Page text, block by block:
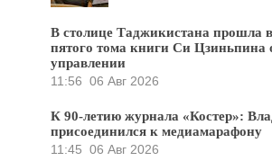
В столице Таджикистана прошла
пятого тома книги Си Цзиньпина
управлении
11:56 06 Авг 2026
К 90-летию журнала «Костер»:
присоединился к медиамарафону
11:45 06 Авг 2026